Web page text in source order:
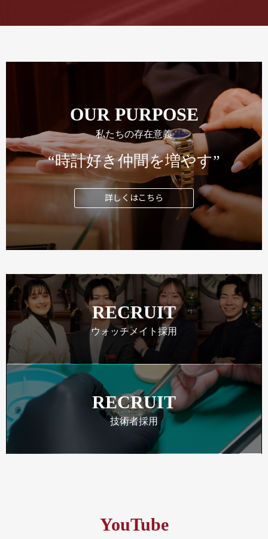
OUR PURPOSE
私たちの存在意義
“時計好き仲間を増やす”
詳しくはこちら
RECRUIT
ウォッチメイト採用
RECRUIT
技術者採用
YouTube